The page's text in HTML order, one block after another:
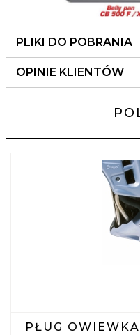
PLIKI DO POBRANIA
OPINIE KLIENTÓW
PŁUG